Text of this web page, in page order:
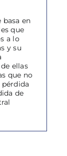
en
que
a lo
y su
ellas
que no
pérdida
de